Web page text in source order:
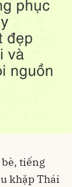
tiếng
khặp Thái